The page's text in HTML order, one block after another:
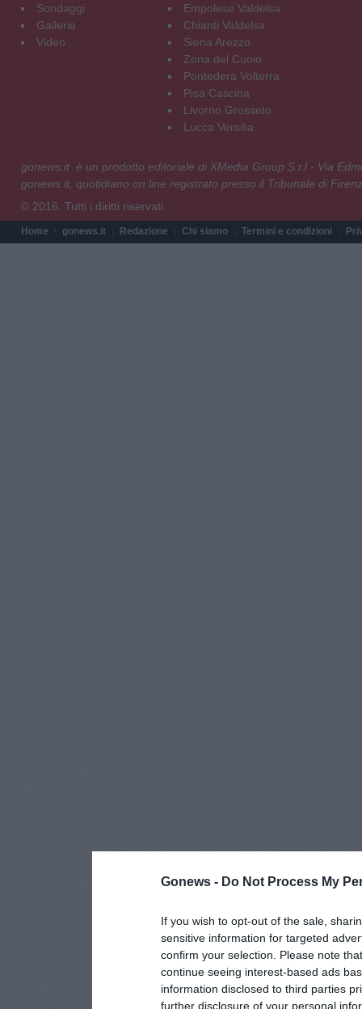
Gonews - Do Not Process My
If you wish to opt-out of the sale,
sensitive information for targeted
confirm your selection. Please note
continue seeing interest-based ads
information disclosed to third parties
further disclosure of your personal
Sondaggi
Gallerie
Video
Empolese Valdelsa
Chianti Valdelsa
Siena Arezzo
Zona del Cuoio
Pontedera Volterra
Pisa Cascina
Livorno Grosseto
Lucca Versilia
gonews.it è un prodotto editoriale di XMedia Group S.r.l - Via
gonews.it, quotidiano on line registrato presso il Tribunale di
© 2016. Tutti i diritti riservati.
Home gonews.it Redazione Chi siamo Termini e condizioni